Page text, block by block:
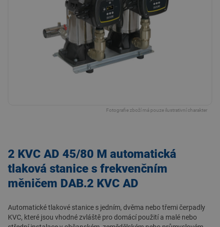
Fotografie zboží má pouze ilustrativní charakter
2 KVC AD 45/80 M automatická
tlaková stanice s frekvenčním
měničem DAB.2 KVC AD
Automatické tlakové stanice s jedním, dvěma nebo třemi čerpadly
KVC, které jsou vhodné zvláště pro domácí použití a malé nebo